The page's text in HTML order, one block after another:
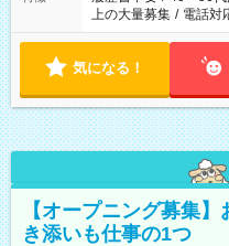
上の大量募集 / 電話対
気になる！
【オープニング募集
き添いも仕事の1つ